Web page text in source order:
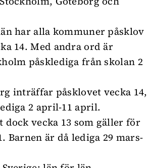
har alla kommuner påsklov
14. Med andra ord är
påsklediga från skolan 2
inträffar påsklovet vecka 14,
2 april-11 april.
dock vecka 13 som gäller för
Barnen är då lediga 29 mars-